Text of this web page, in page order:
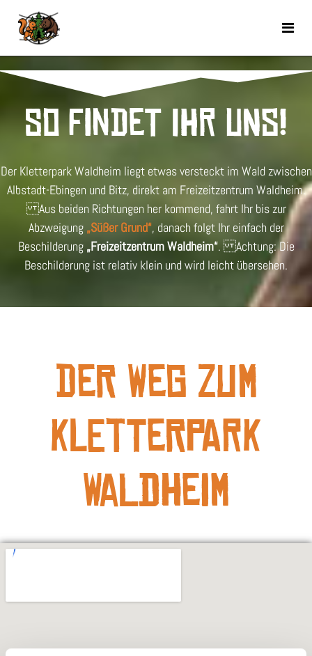
So findet ihr uns!
Der Kletterpark Waldheim liegt etwas versteckt im Wald zwischen
Albstadt-Ebingen und Bitz, direkt am Freizeitzentrum Waldheim.
Aus beiden Richtungen her kommend, fahrt Ihr bis zur
Abzweigung „Süßer Grund“, danach folgt Ihr einfach der
Beschilderung „Freizeitzentrum Waldheim“. Achtung: Die
Beschilderung ist relativ klein und wird leicht übersehen.
Der Weg zum
Kletterpark
Waldheim